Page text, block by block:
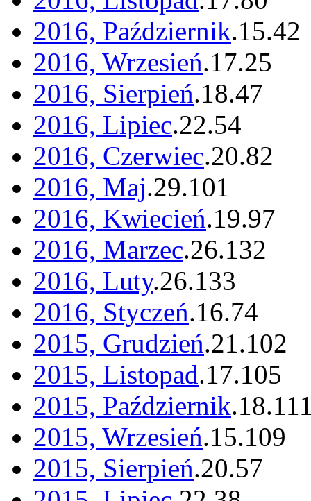
2016, Październik.15.42
2016, Wrzesień.17.25
2016, Sierpień.18.47
2016, Lipiec.22.54
2016, Czerwiec.20.82
2016, Maj.29.101
2016, Kwiecień.19.97
2016, Marzec.26.132
2016, Luty.26.133
2016, Styczeń.16.74
2015, Grudzień.21.102
2015, Listopad.17.105
2015, Październik.18.
2015, Wrzesień.15.109
2015, Sierpień.20.57